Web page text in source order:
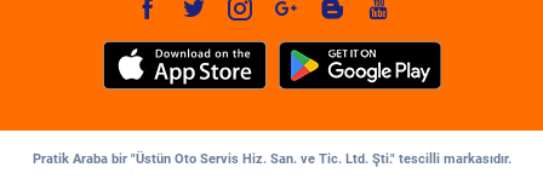
Pratik Araba bir "Üstün Oto Servis Hiz. San. ve Tic. Ltd. Şti." tescilli markasıdır.